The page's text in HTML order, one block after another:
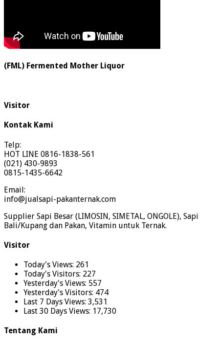
(FML) Fermented Mother Liquor
Visitor
Kontak Kami
Telp:
HOT LINE 0816-1838-561
(021) 430-9893
0815-1435-6642
Email:
info@jualsapi-pakanternak.com
Supplier Sapi Besar (LIMOSIN, SIMETAL, ONGOLE), Sapi
Bali/Kupang dan Pakan, Vitamin untuk Ternak.
Visitor
Today's Views: 261
Today's Visitors: 227
Yesterday's Views: 557
Yesterday's Visitors: 474
Last 7 Days Views: 3,531
Last 30 Days Views: 17,730
Tentang Kami